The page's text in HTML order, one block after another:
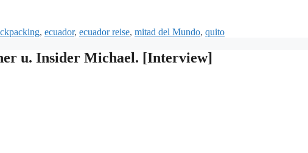
, ecuador, ecuador reise, mitad del Mundo, quito
u. Insider Michael. [Interview]